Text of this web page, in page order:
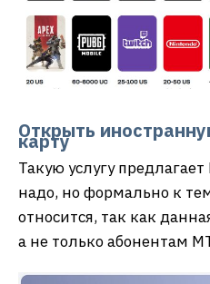
Открыть
карту
Такую услугу
надо, но формально к
относится, так как
а не только абонентам